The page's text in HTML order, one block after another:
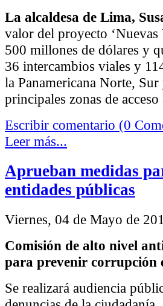
La alcaldesa de Lima,
valor del proyecto
500 millones de dólares y
36 intercambios viales y
la Panamericana Norte,
principales zonas de
Escribir comentario (0
Leer más...
Aprueban medidas
entidades públicas
Viernes, 04 de Mayo de
Comisión de alto nivel
para prevenir corrupción
Se realizará audiencia